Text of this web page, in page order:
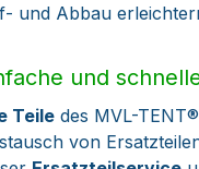
und Abbau
und
Teile des MVL-
von